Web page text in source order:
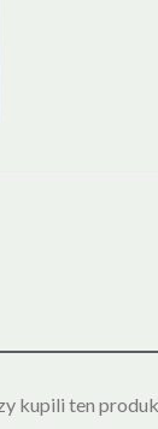
kupili ten